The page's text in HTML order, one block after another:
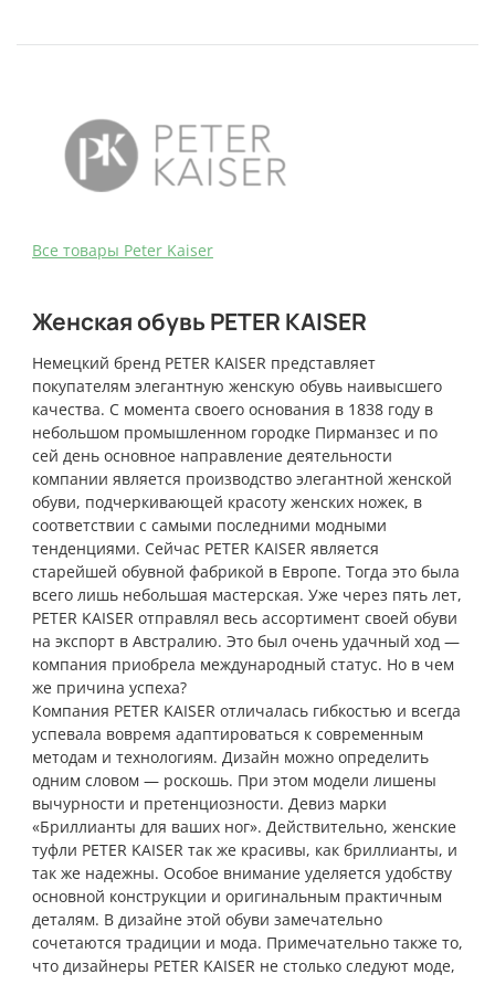
Bce товары Peter Kaiser
Женская обувь PETER KAISER
Немецкий бренд PETER KAISER представляет
покупателям элегантную женскую обувь наивысшего
качества. С момента своего основания в 1838 году в
небольшом промышленном городке Пирманзес и по
сей день основное направление деятельности
компании является производство элегантной женской
обуви, подчеркивающей красоту женских ножек, в
соответствии с самыми последними модными
тенденциями. Cейчас PETER KAISER является
старейшей обувной фабрикой в Европе. Тогда это была
всего лишь небольшая мастерская. Уже через пять лет,
PETER KAISER отправлял весь ассортимент своей обуви
на экспорт в Австралию. Это был очень удачный ход —
компания приобрела международный статус. Но в чем
же причина успеха?
Компания PETER KAISER отличалась гибкостью и всегда
успевала вовремя адаптироваться к современным
методам и технологиям. Дизайн можно определить
одним словом — роскошь. При этом модели лишены
вычурности и претенциозности. Девиз марки
«Бриллианты для ваших ног». Действительно, женские
туфли PETER KAISER так же красивы, как бриллианты, и
так же надежны. Особое внимание уделяется удобству
основной конструкции и оригинальным практичным
деталям. В дизайне этой обуви замечательно
сочетаются традиции и мода. Примечательно также то,
что дизайнеры PETER KAISER не столько следуют моде,